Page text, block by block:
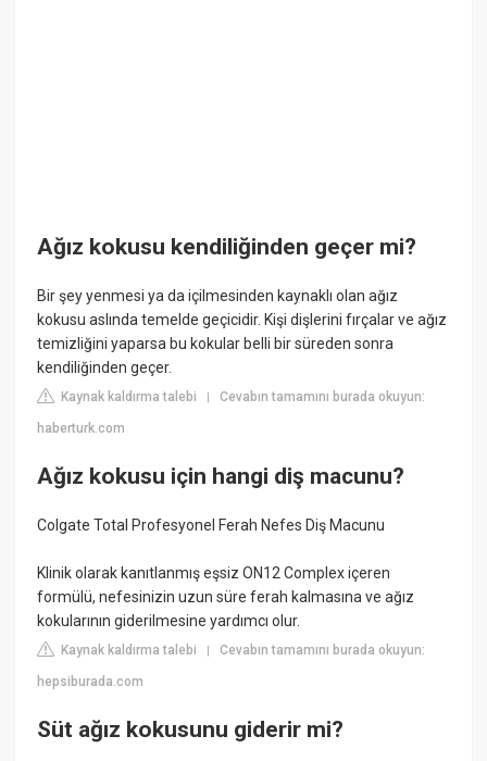
Ağız kokusu kendiliğinden geçer mi?
Bir şey yenmesi ya da içilmesinden kaynaklı olan ağız
kokusu aslında temelde geçicidir. Kişi dişlerini fırçalar ve ağız
temizliğini yaparsa bu kokular belli bir süreden sonra
kendiliğinden geçer.
Kaynak kaldırma talebi |Cevabın tamamını burada okuyun:
haberturk.com
Ağız kokusu için hangi diş macunu?
Colgate Total Profesyonel Ferah Nefes Diş Macunu
Klinik olarak kanıtlanmış eşsiz ON12 Complex içeren
formülü, nefesinizin uzun süre ferah kalmasına ve ağız
kokularının giderilmesine yardımcı olur.
Kaynak kaldırma talebi |Cevabın tamamını burada okuyun:
hepsiburada.com
Süt ağız kokusunu giderir mi?